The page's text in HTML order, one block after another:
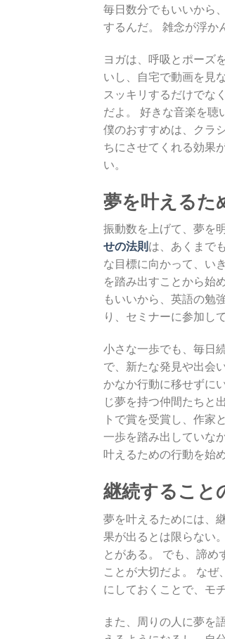
毎日数分でもいいから
するんだ。 雑念が浮か
ヨガは、呼吸とポーズ
いし、自宅で動画を見
スッキリするだけでな
だよ。 好きな音楽を聴
僕のおすすめは、クラ
ちにさせてくれる効果
い。
夢を叶えるた
振動数を上げて、夢を
せの法則は、あくまで
な目標に向かって、い
を踏み出すことから始
もいいから、英語の勉
り、セミナーに参加し
小さな一歩でも、毎日
で、新たな発見や出会
かなか行動に移せずに
じ夢を持つ仲間たちと
トで賞を受賞し、作家
一歩を踏み出していな
叶えるための行動を始
継続すること
夢を叶えるためには、
果が出るとは限らない
とがある。 でも、諦
ことが大切だよ。 な
にしておくことで、モ
また、周りの人に夢を